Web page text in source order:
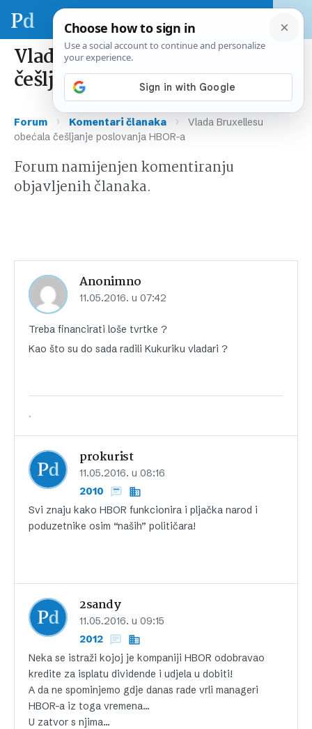
Vlada Bruxellesu obećala
češljanje poslovanja HBOR-a
Forum › Komentari članaka ›
Vlada Bruxellesu
obećala češljanje poslovanja HBOR-a
Forum namijenjen komentiranju
objavljenih članaka.
Anonimno
11.05.2016. u 07:42
Treba financirati loše tvrtke ?
Kao što su do sada radili Kukuriku vladari ?
.
prokurist
11.05.2016. u 08:16
2010
Svi znaju kako HBOR funkcionira i pljačka narod i
poduzetnike osim “naših” političara!
2sandy
11.05.2016. u 09:15
2012
Neka se istraži kojoj je kompaniji HBOR odobravao
kredite za isplatu dividende i udjela u dobiti!
A da ne spominjemo gdje danas rade vrli manageri
HBOR-a iz toga vremena…
U zatvor s njima…